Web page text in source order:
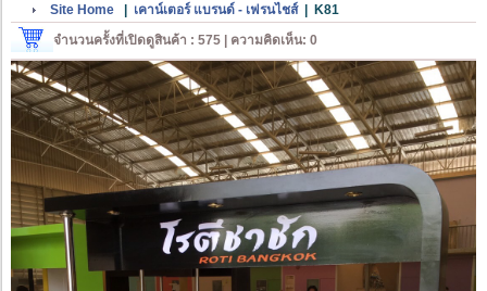
Site Home เคาน์เตอร์ แบรนด์ - เฟรนไชส์|
K81
จำนวนครั้งที่เปิดดูสินค้า : 575 | ความคิดเห็น: 0